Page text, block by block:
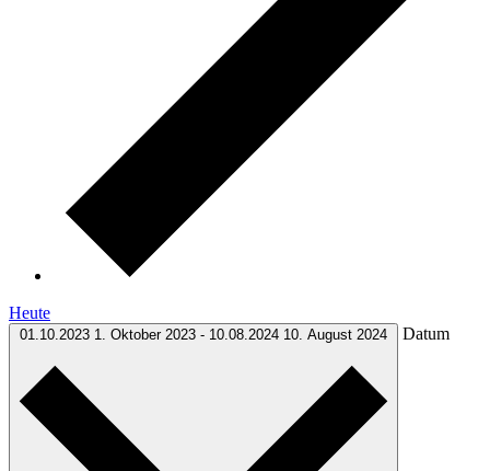
Heute
01.10.2023 1. Oktober 2023 - 10.08.2024 10. August 2024 Datum